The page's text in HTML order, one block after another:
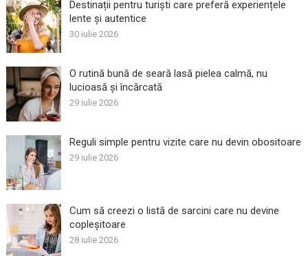
Destinații pentru turiști care preferă experiențele
lente și autentice
30 iulie 2026
O rutină bună de seară lasă pielea calmă, nu
lucioasă și încărcată
29 iulie 2026
Reguli simple pentru vizite care nu devin obositoare
29 iulie 2026
Cum să creezi o listă de sarcini care nu devine
copleșitoare
28 iulie 2026